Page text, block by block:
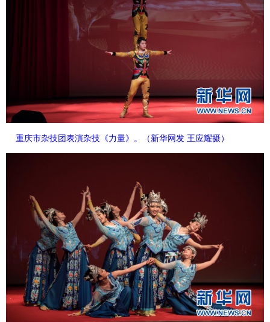
重庆市杂技团表演杂技《力量》。（新华网发 王应耀摄）